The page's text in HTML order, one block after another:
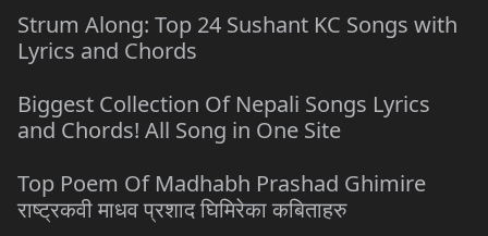
Strum Along: Top 24 Sushant KC Songs with
Lyrics and Chords
Biggest Collection Of Nepali Songs Lyrics
and Chords! All Song in One Site
Top Poem Of Madhabh Prashad Ghimire
राष्ट्रकवी माधव प्रशाद घिमिरेका कबिताहरु